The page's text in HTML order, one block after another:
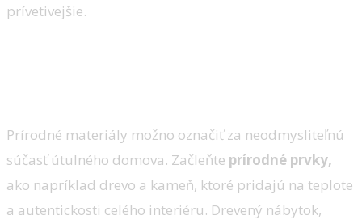
prívetivejšie.
Prírodné materiály možno označiť za neodmysliteľnú
súčasť útulného domova. Začleňte prírodné prvky,
ako napríklad drevo a kameň, ktoré pridajú na teplote
a autentickosti celého interiéru. Drevený nábytok,